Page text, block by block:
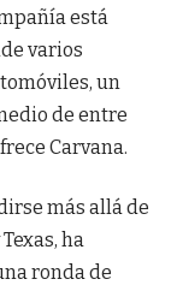
está
varios
un
de entre
Carvana.
más allá de
ha
ronda de